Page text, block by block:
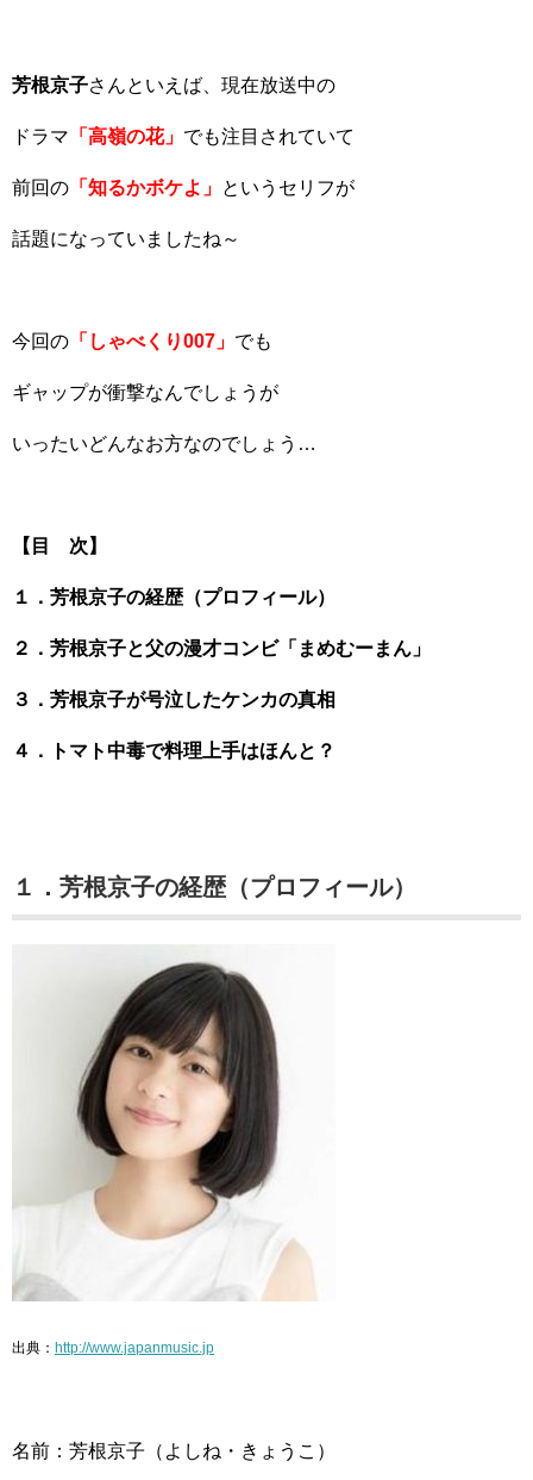
芳根京子さんといえば、現在放送中の
ドラマ 「高嶺の花」 でも注目されていて
前回の 「知るかボケよ」 というセリフが
話題になっていましたね～
今回の 「しゃべくり007」 でも
ギャップが衝撃なんでしょうが
いったいどんなお方なのでしょう…
【目 次】
１．芳根京子の経歴（プロフィール）
２．芳根京子と父の漫才コンビ「まめむーまん」
３．芳根京子が号泣したケンカの真相
４．トマト中毒で料理上手はほんと？
１．芳根京子の経歴（プロフィール）
出典： http://www.japanmusic.jp
名前：芳根京子（よしね・きょうこ）